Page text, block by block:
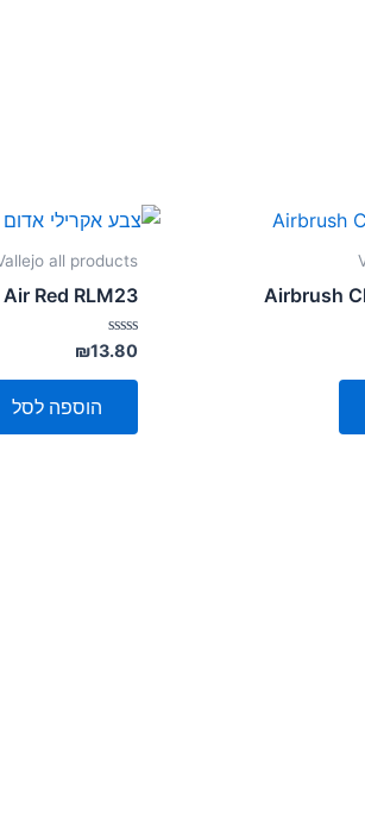
Airbrush
all products
Red RLM23
דורג
0
מתוך
₪13.80
הוספה לסל